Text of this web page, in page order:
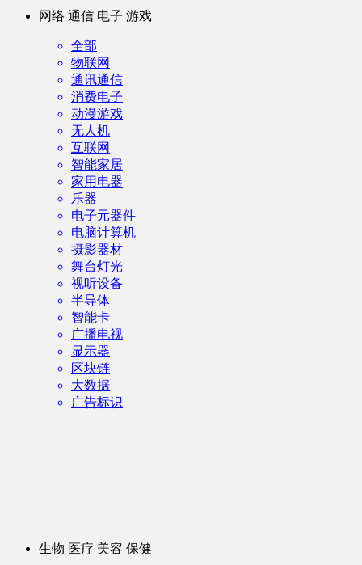
网络 通信 电子 游戏
全部
物联网
通讯通信
消费电子
动漫游戏
无人机
互联网
智能家居
家用电器
乐器
电子元器件
电脑计算机
摄影器材
舞台灯光
视听设备
半导体
智能卡
广播电视
显示器
区块链
大数据
广告标识
生物 医疗 美容 保健